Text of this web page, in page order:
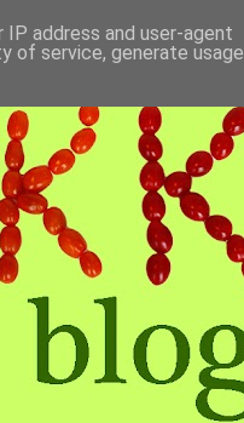
address and user-agent
of service, generate usage